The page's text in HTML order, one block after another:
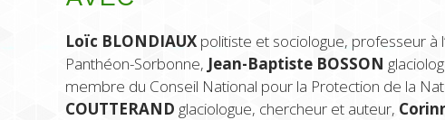
Loïc BLONDIAUX politiste et sociologue, professeur à
Panthéon-Sorbonne, Jean-Baptiste BOSSON g
membre du Conseil National pour la Protection de la
COUTTERAND glaciologue, chercheur et auteur,